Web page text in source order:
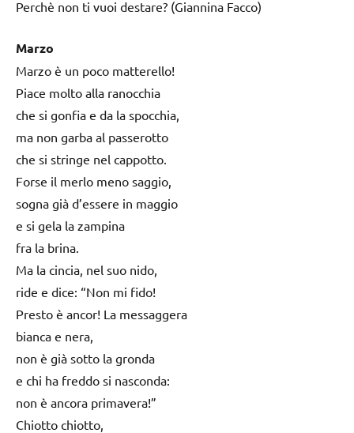
Perchè non ti vuoi destare? (Giannina Facco)
Marzo
Marzo è un poco matterello!
Piace molto alla ranocchia
che si gonfia e da la spocchia,
ma non garba al passerotto
che si stringe nel cappotto.
Forse il merlo meno saggio,
sogna già d’essere in maggio
e si gela la zampina
fra la brina.
Ma la cincia, nel suo nido,
ride e dice: “Non mi fido!
Presto è ancor! La messaggera
bianca e nera,
non è già sotto la gronda
e chi ha freddo si nasconda:
non è ancora primavera!”
Chiotto chiotto,